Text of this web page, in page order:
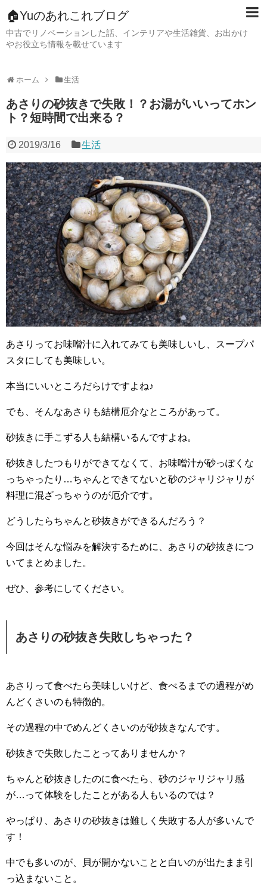
🏠Yuのあれこれブログ
中古でリノベーションした話、インテリアや生活雑貨、お出かけ
やお役立ち情報を載せています
ホーム 生活
あさりの砂抜きで失敗！？お湯がいいってホン
ト？短時間で出来る？
2019/3/16 生活
あさりってお味噌汁に入れてみても美味しいし、スープパ
スタにしても美味しい。
本当にいいところだらけですよね♪
でも、そんなあさりも結構厄介なところがあって。
砂抜きに手こずる人も結構いるんですよね。
砂抜きしたつもりができてなくて、お味噌汁が砂っぽくな
っちゃったり…ちゃんとできてないと砂のジャリジャリが
料理に混ざっちゃうのが厄介です。
どうしたらちゃんと砂抜きができるんだろう？
今回はそんな悩みを解決するために、あさりの砂抜きにつ
いてまとめました。
ぜひ、参考にしてください。
あさりの砂抜き失敗しちゃった？
あさりって食べたら美味しいけど、食べるまでの過程がめ
んどくさいのも特徴的。
その過程の中でめんどくさいのが砂抜きなんです。
砂抜きで失敗したことってありませんか？
ちゃんと砂抜きしたのに食べたら、砂のジャリジャリ感
が…って体験をしたことがある人もいるのでは？
やっぱり、あさりの砂抜きは難しく失敗する人が多いんで
す！
中でも多いのが、貝が開かないことと白いのが出たまま引
っ込まないこと。